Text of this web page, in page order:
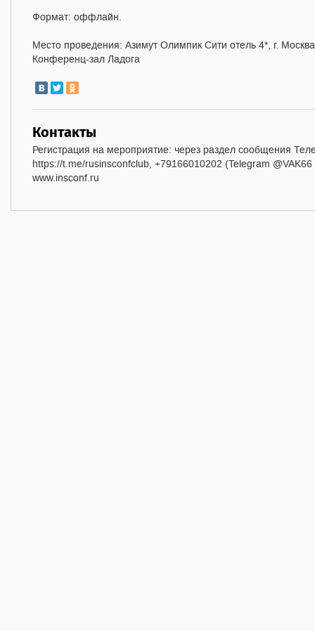
Формат: оффлайн.
Место проведения: Азимут Олимпик Сити отель 4*, г.
Конференц-зал Ладога
Контакты
Регистрация на мероприятие: через раздел сообщения
https://t.me/rusinsconfclub, +79166010202 (Telegram
www.insconf.ru